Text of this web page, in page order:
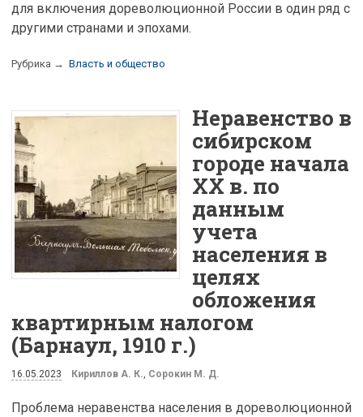
для включения дореволюционной России в один ряд с
другими странами и эпохами.
Рубрика → Власть и общество
Неравенство в
сибирском
городе начала
XX в. по
данным
учета
населения в
целях
обложения
квартирным налогом
(Барнаул, 1910 г.)
16.05.2023 Кириллов А. К. Сорокин М. Д.
Проблема неравенства населения в дореволюционной